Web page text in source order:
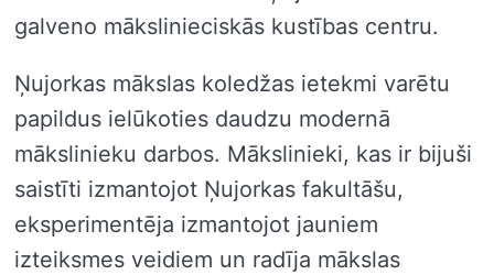
galveno mākslinieciskās kustības centru.
Ņujorkas mākslas koledžas ietekmi varētu
papildus ielūkoties daudzu modernā
mākslinieku darbos. Mākslinieki, kas ir bijuši
saistīti izmantojot Ņujorkas fakultāšu,
eksperimentēja izmantojot jauniem
izteiksmes veidiem un radīja mākslas